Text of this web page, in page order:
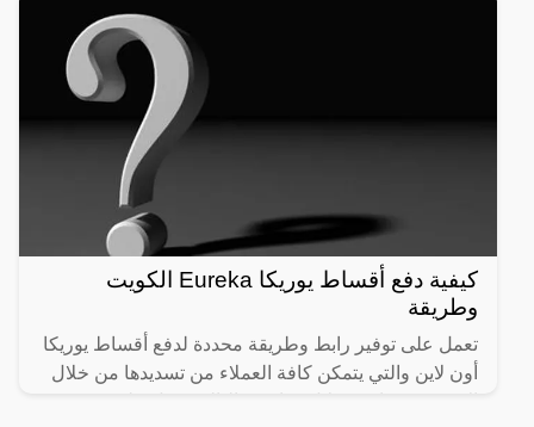
كيفية دفع أقساط يوريكا Eureka الكويت
وطريقة
تعمل على توفير رابط وطريقة محددة لدفع أقساط يوريكا
أون لاين والتي يتمكن كافة العملاء من تسديدها من خلال